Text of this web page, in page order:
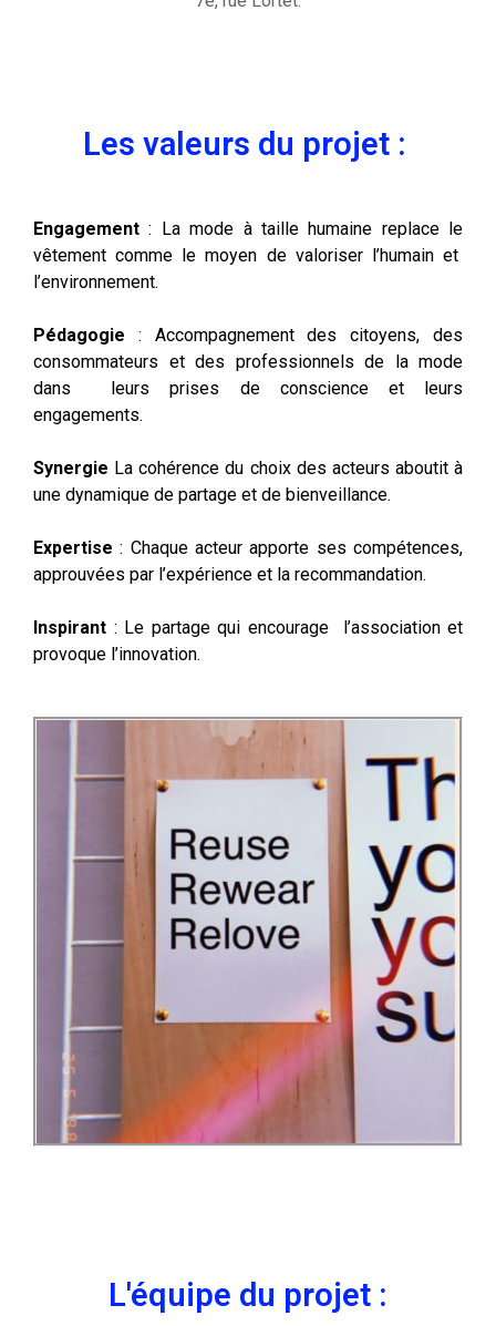
Les valeurs du projet :
Engagement : La mode à taille humaine replace le
vêtement comme le moyen de valoriser l’humain et
l’environnement.
Pédagogie : Accompagnement des citoyens, des
consommateurs et des professionnels de la mode
dans leurs prises de conscience et leurs
engagements.
Synergie La cohérence du choix des acteurs aboutit à
une dynamique de partage et de bienveillance.
Expertise : Chaque acteur apporte ses compétences,
approuvées par l’expérience et la recommandation.
Inspirant : Le partage qui encourage l’association et
provoque l’innovation.
L'équipe du projet :